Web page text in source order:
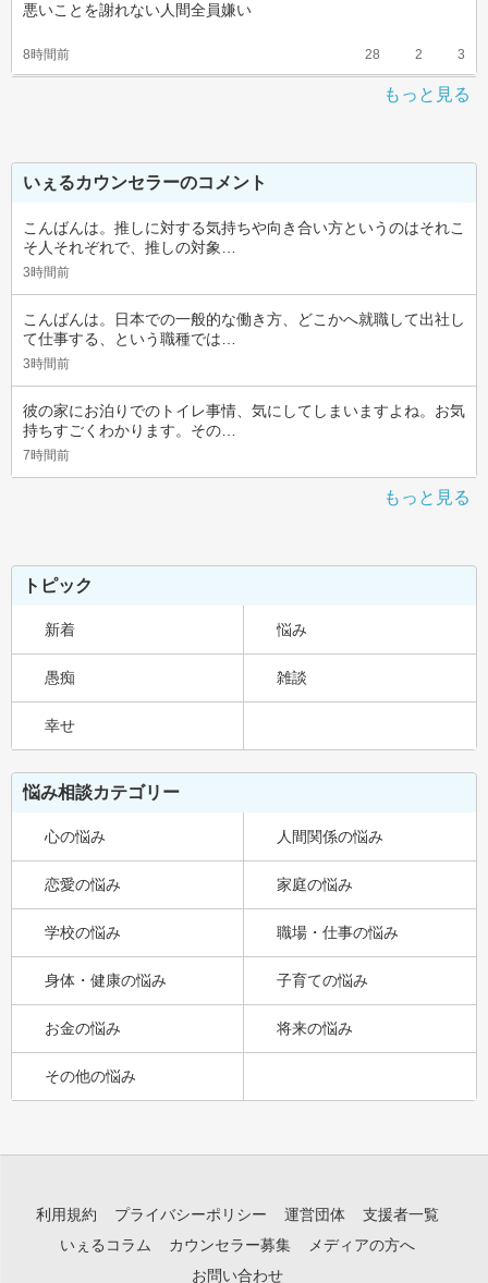
悪いことを謝れない人間全員嫌い
8時間前 28 2 3
もっと見る
いぇるカウンセラーのコメント
こんばんは。推しに対する気持ちや向き合い方というのはそれこ
そ人それぞれで、推しの対象…
3時間前
こんばんは。日本での一般的な働き方、どこかへ就職して出社し
て仕事する、という職種では…
3時間前
彼の家にお泊りでのトイレ事情、気にしてしまいますよね。お気
持ちすごくわかります。その…
7時間前
もっと見る
トピック
新着 悩み
愚痴 雑談
幸せ
悩み相談カテゴリー
心の悩み 人間関係の悩み
恋愛の悩み 家庭の悩み
学校の悩み 職場・仕事の悩み
身体・健康の悩み 子育ての悩み
お金の悩み 将来の悩み
その他の悩み
利用規約 プライバシーポリシー 運営団体
支援者一覧
いぇるコラム
カウンセラー募集
メディアの方へ
お問い合わせ